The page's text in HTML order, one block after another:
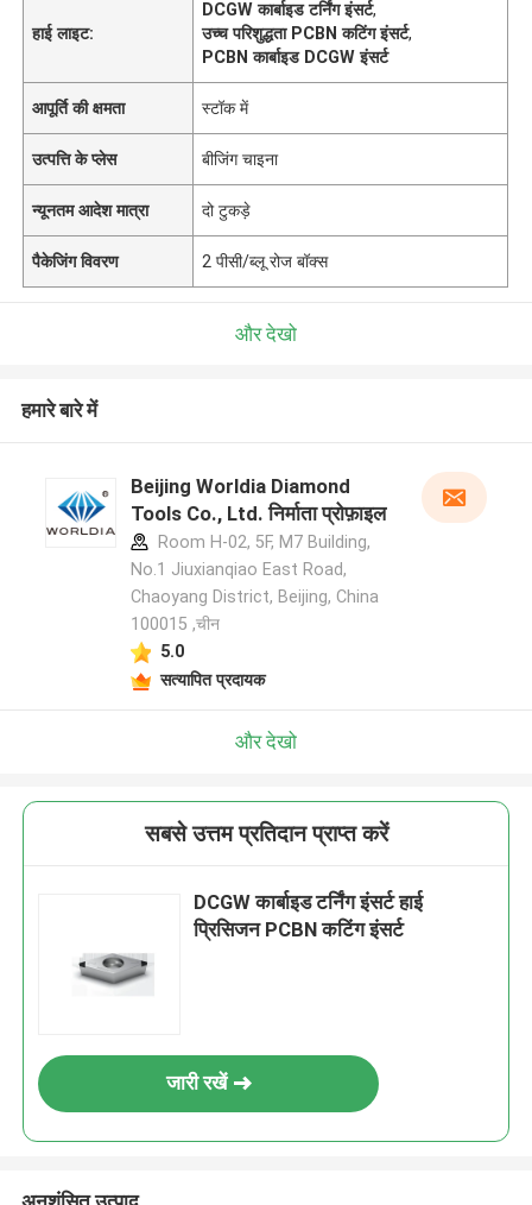
हाई लाइट:
DCGW कार्बाइड टर्निंग इंसर्ट,
उच्च परिशुद्धता PCBN कटिंग इंसर्ट,
PCBN कार्बाइड DCGW इंसर्ट
आपूर्ति की क्षमता स्टॉक में
उत्पत्ति के प्लेस बीजिंग चाइना
न्यूनतम आदेश मात्रा दो टुकड़े
पैकेजिंग विवरण 2 पीसी/ब्लू रोज बॉक्स
और देखो
हमारे बारे में
Beijing Worldia Diamond
Tools Co., Ltd. निर्माता प्रोफ़ाइल
Room H-02, 5F, M7 Building,
No.1 Jiuxianqiao East Road,
Chaoyang District, Beijing, China
100015 ,चीन
5.0
सत्यापित प्रदायक
और देखो
सबसे उत्तम प्रतिदान प्राप्त करें
DCGW कार्बाइड टर्निंग इंसर्ट हाई
प्रिसिजन PCBN कटिंग इंसर्ट
जारी रखें